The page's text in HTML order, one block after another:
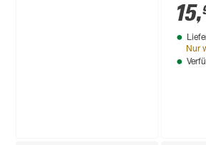
15,
Nur